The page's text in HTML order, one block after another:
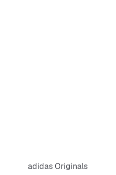
adidas Originals